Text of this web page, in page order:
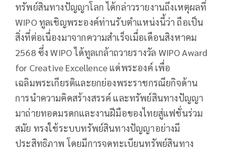
ทรัพย์สินทางปัญญาโลก ได้กล่าวรายงานถึงเหตุผลที่
WIPO ทูลเชิญพระองค์ท่านรับตำแหน่งนี้ว่า ถือเป็น
สิ่งที่ต่อเนื่องมาจากความสำเร็จเมื่อเดือนสิงหาคม
2568 ซึ่ง WIPO ได้ทูลเกล้าถวายรางวัล WIPO Award
for Creative Excellence แด่พระองค์ เพื่อ
เฉลิมพระเกียรติและยกย่องพระราชกรณียกิจด้าน
การนำความคิดสร้างสรรค์ และทรัพย์สินทางปัญญา
มาถ่ายทอดมรดกและงานฝีมือของไทยสู่แฟชั่นร่วม
สมัย ทรงใช้ระบบทรัพย์สินทางปัญญาอย่างมี
ประสิทธิภาพ โดยมีการจดทะเบียนทรัพย์สินทาง